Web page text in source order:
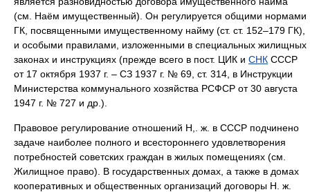
(см. Наём имущественный). Он регулируется общими нормами
ГК, посвященными имущественному найму (ст. ст. 152–179 ГК),
и особыми правилами, изложенными в специальных жилищных
законах и инструкциях (прежде всего в пост. ЦИК и СНК СССР
от 17 октября 1937 г. – СЗ 1937 г. № 69, ст. 314, в Инструкции
Министерства коммунального хозяйства РСФСР от 30 августа
1947 г. № 727 и др.).
Правовое регулирование отношений Н,. ж. в СССР подчинено
задаче наиболее полного и всестороннего удовлетворения
потребностей советских граждан в жилых помещениях (см.
Жилищное право). В государственных домах, а также в домах
кооперативных и общественных организаций договоры Н. ж.